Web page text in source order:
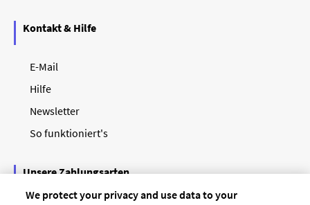
Kontakt & Hilfe
E-Mail
Hilfe
Newsletter
So funktioniert's
Unsere Zahlungsarten
We protect your privacy and use data to your